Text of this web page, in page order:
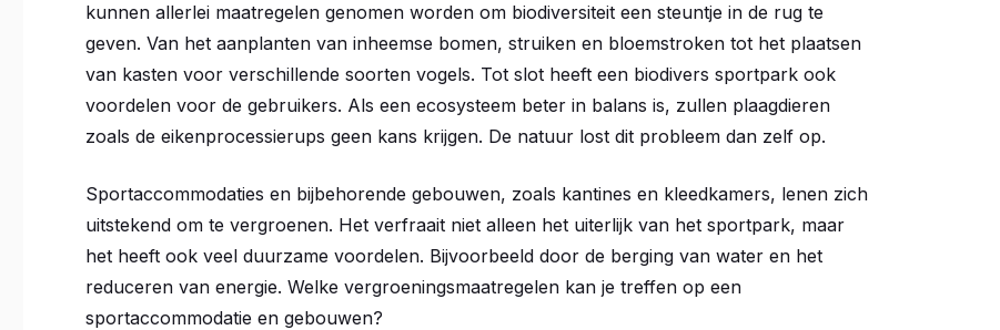
kunnen allerlei maatregelen genomen worden om biodiversiteit een steuntje in de rug te
geven. Van het aanplanten van inheemse bomen, struiken en bloemstroken tot het plaatsen
van kasten voor verschillende soorten vogels. Tot slot heeft een biodivers sportpark ook
voordelen voor de gebruikers. Als een ecosysteem beter in balans is, zullen plaagdieren
zoals de eikenprocessierups geen kans krijgen. De natuur lost dit probleem dan zelf op.
Sportaccommodaties en bijbehorende gebouwen, zoals kantines en kleedkamers, lenen zich
uitstekend om te vergroenen. Het verfraait niet alleen het uiterlijk van het sportpark, maar
het heeft ook veel duurzame voordelen. Bijvoorbeeld door de berging van water en het
reduceren van energie. Welke vergroeningsmaatregelen kan je treffen op een
sportaccommodatie en gebouwen?